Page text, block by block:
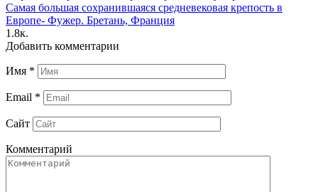
Самая большая сохранившаяся средневековая крепость в
Европе- Фужер. Бретань, Франция
1.8к.
Добавить комментарии
Имя *
Email *
Сайт
Комментарий